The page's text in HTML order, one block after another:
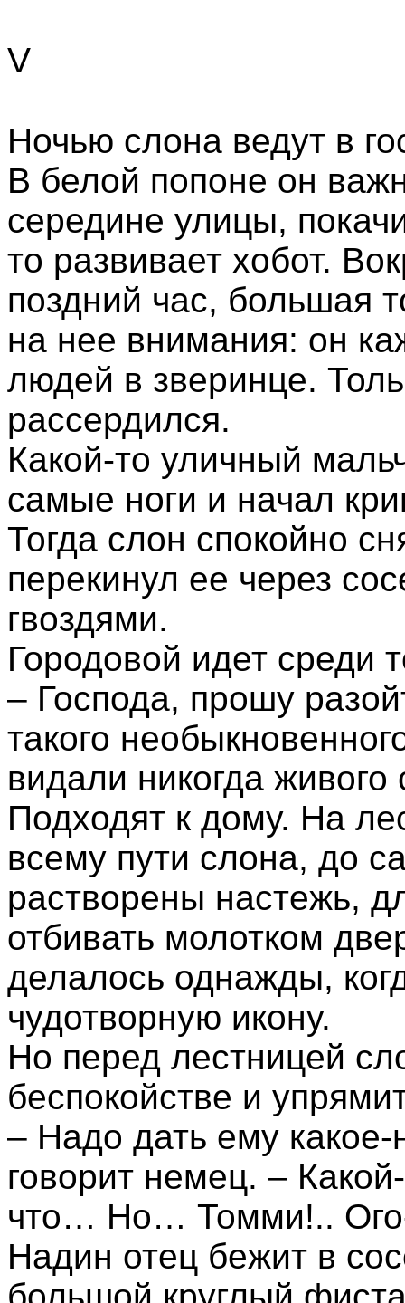
V
Ночью слона ведут в
В белой попоне он
середине улицы,
то развивает хобот.
поздний час, большая
на нее внимания: он
людей в зверинце.
рассердился.
Какой-то уличный
самые ноги и начал
Тогда слон спокойно
перекинул ее через
гвоздями.
Городовой идет среди
– Господа, прошу
такого
видали никогда
Подходят к дому. На
всему пути слона, до
растворены настежь,
отбивать молотком
делалось однажды,
чудотворную икону.
Но перед лестницей
беспокойстве и
– Надо дать ему
говорит немец. –
что… Но… Томми!..
Надин отец бежит в